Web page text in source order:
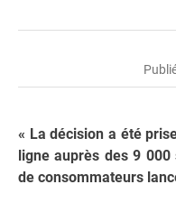
« La décision a été
ligne auprès des 9
de consommateurs